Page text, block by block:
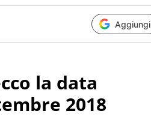
Aggiungi
la data
2018